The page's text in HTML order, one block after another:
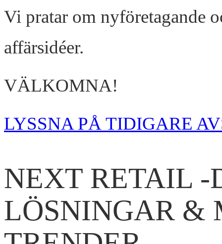
Vi pratar om nyföretagande
affärsidéer.
VÄLKOMNA!
LYSSNA PÅ TIDIGARE
NEXT RETAIL -
LÖSNINGAR &